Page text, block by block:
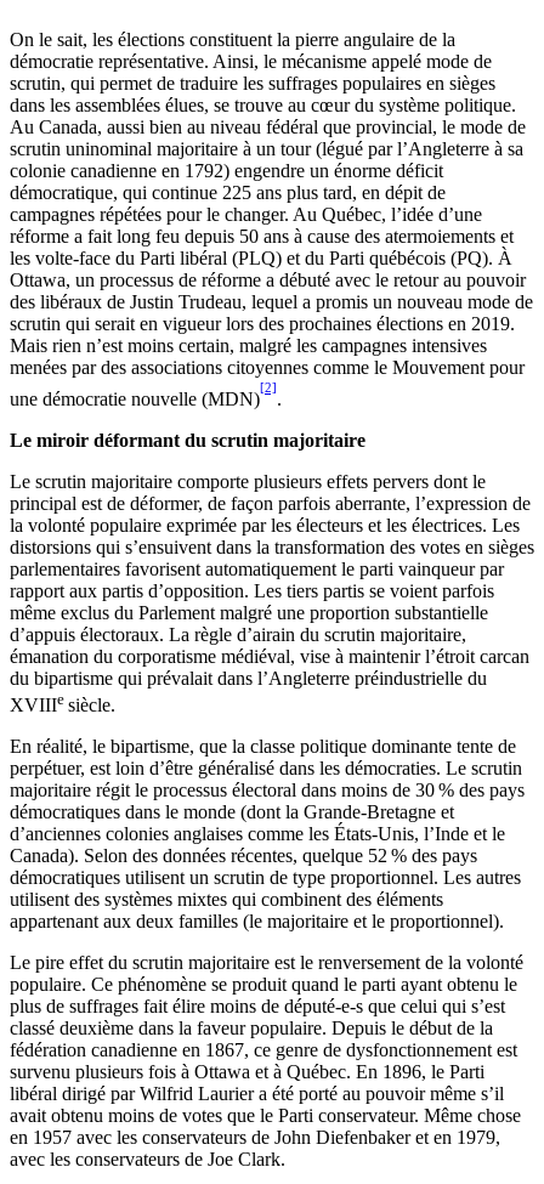
On le sait, les élections constituent la pierre angulaire de la
démocratie représentative. Ainsi, le mécanisme appelé mode de
scrutin, qui permet de traduire les suffrages populaires en sièges
dans les assemblées élues, se trouve au cœur du système politique.
Au Canada, aussi bien au niveau fédéral que provincial, le mode de
scrutin uninominal majoritaire à un tour (légué par l’Angleterre à sa
colonie canadienne en 1792) engendre un énorme déficit
démocratique, qui continue 225 ans plus tard, en dépit de
campagnes répétées pour le changer. Au Québec, l’idée d’une
réforme a fait long feu depuis 50 ans à cause des atermoiements et
les volte-face du Parti libéral (PLQ) et du Parti québécois (PQ). À
Ottawa, un processus de réforme a débuté avec le retour au pouvoir
des libéraux de Justin Trudeau, lequel a promis un nouveau mode de
scrutin qui serait en vigueur lors des prochaines élections en 2019.
Mais rien n’est moins certain, malgré les campagnes intensives
menées par des associations citoyennes comme le Mouvement pour
une démocratie nouvelle (MDN)
[2]
.
Le miroir déformant du scrutin majoritaire
Le scrutin majoritaire comporte plusieurs effets pervers dont le
principal est de déformer, de façon parfois aberrante, l’expression de
la volonté populaire exprimée par les électeurs et les électrices. Les
distorsions qui s’ensuivent dans la transformation des votes en sièges
parlementaires favorisent automatiquement le parti vainqueur par
rapport aux partis d’opposition. Les tiers partis se voient parfois
même exclus du Parlement malgré une proportion substantielle
d’appuis électoraux. La règle d’airain du scrutin majoritaire,
émanation du corporatisme médiéval, vise à maintenir l’étroit carcan
du bipartisme qui prévalait dans l’Angleterre préindustrielle du
XVIIIe siècle.
En réalité, le bipartisme, que la classe politique dominante tente de
perpétuer, est loin d’être généralisé dans les démocraties. Le scrutin
majoritaire régit le processus électoral dans moins de 30 % des pays
démocratiques dans le monde (dont la Grande-Bretagne et
d’anciennes colonies anglaises comme les États-Unis, l’Inde et le
Canada). Selon des données récentes, quelque 52 % des pays
démocratiques utilisent un scrutin de type proportionnel. Les autres
utilisent des systèmes mixtes qui combinent des éléments
appartenant aux deux familles (le majoritaire et le proportionnel).
Le pire effet du scrutin majoritaire est le renversement de la volonté
populaire. Ce phénomène se produit quand le parti ayant obtenu le
plus de suffrages fait élire moins de député-e-s que celui qui s’est
classé deuxième dans la faveur populaire. Depuis le début de la
fédération canadienne en 1867, ce genre de dysfonctionnement est
survenu plusieurs fois à Ottawa et à Québec. En 1896, le Parti
libéral dirigé par Wilfrid Laurier a été porté au pouvoir même s’il
avait obtenu moins de votes que le Parti conservateur. Même chose
en 1957 avec les conservateurs de John Diefenbaker et en 1979,
avec les conservateurs de Joe Clark.